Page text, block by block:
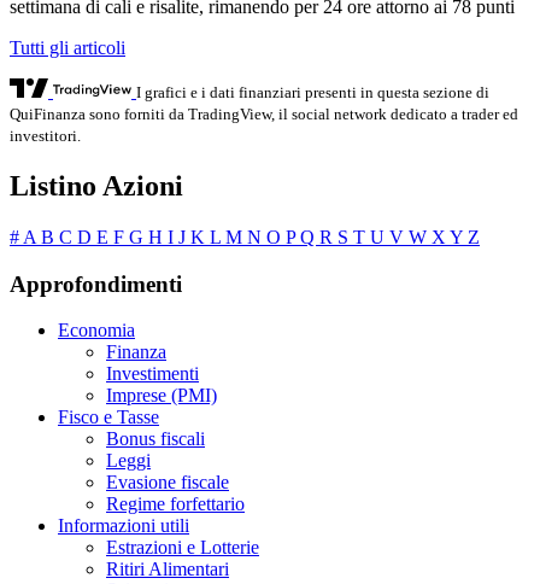
settimana di cali e risalite, rimanendo per 24 ore attorno ai 78 punti
Tutti gli articoli
I grafici e i dati finanziari presenti in questa sezione di
QuiFinanza sono forniti da TradingView, il social network dedicato a trader ed
investitori.
Listino Azioni
# A B C D E F G H I J K L M N O PQ R S T U V W X Y Z
Approfondimenti
Economia
Finanza
Investimenti
Imprese (PMI)
Fisco e Tasse
Bonus fiscali
Leggi
Evasione fiscale
Regime forfettario
Informazioni utili
Estrazioni e Lotterie
Ritiri Alimentari